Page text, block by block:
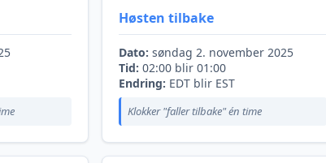
Høsten tilbake
Dato: søndag 2. november 2025
Tid: 02:00 blir 01:00
Endring: EDT blir EST
Klokker "faller tilbake" én time